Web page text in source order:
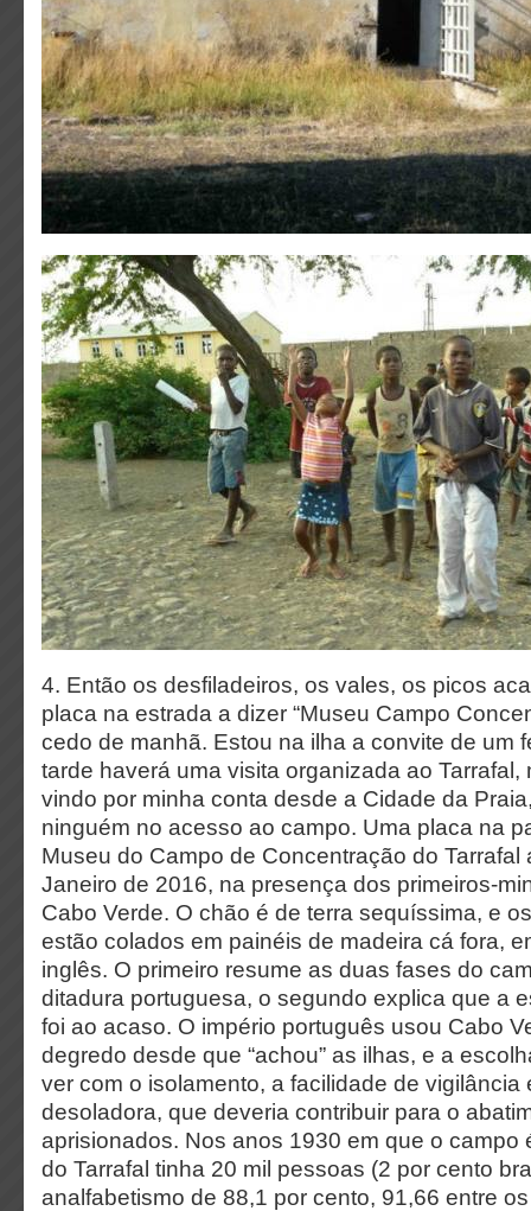
4. Então os desfiladeiros, os vales, os picos
placa na estrada a dizer “Museu Campo
cedo de manhã. Estou na ilha a convite de um
tarde haverá uma visita organizada ao Tarrafal,
vindo por minha conta desde a Cidade da
ninguém no acesso ao campo. Uma placa na
Museu do Campo de Concentração do Tarrafal
Janeiro de 2016, na presença dos primeiros-
Cabo Verde. O chão é de terra sequíssima, e
estão colados em painéis de madeira cá fora,
inglês. O primeiro resume as duas fases do
ditadura portuguesa, o segundo explica que a
foi ao acaso. O império português usou Cabo
degredo desde que “achou” as ilhas, e a
ver com o isolamento, a facilidade de vigilância
desoladora, que deveria contribuir para o
aprisionados. Nos anos 1930 em que o campo
do Tarrafal tinha 20 mil pessoas (2 por cento
analfabetismo de 88,1 por cento, 91,66 entre